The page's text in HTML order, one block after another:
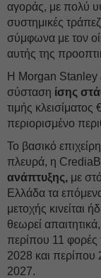
αγοράς, με πολύ
συστημικές
σύμφωνα με τον
αυτής της
Η Morgan Stanley
σύσταση ίσης
τιμής
περιορισμένο
Το βασικό
πλευρά, η
ανάπτυξης, με
Ελλάδα τα
μετοχής
θεωρεί
περίπου 11 φορές
2028 και περίπου
2027.